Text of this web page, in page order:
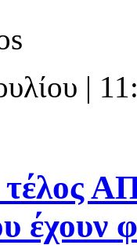
|
τέλος
έχουν